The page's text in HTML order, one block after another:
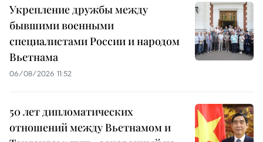
Укрепление дружбы между
бывшими военными
специалистами России и народом
Вьетнама
06/08/2026 11:52
50 лет дипломатических
отношений между Вьетнамом и